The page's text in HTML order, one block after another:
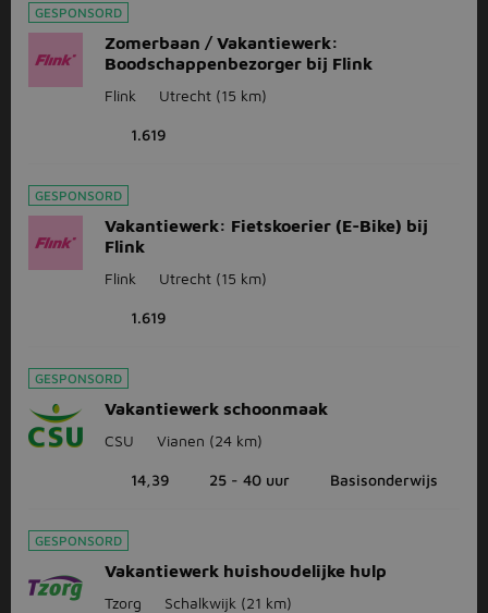
GESPONSORD
Zomerbaan / Vakantiewerk:
Boodschappenbezorger bij Flink
Flink Utrecht (15 km)
1.619
GESPONSORD
Vakantiewerk: Fietskoerier (E-Bike) bij
Flink
Flink Utrecht (15 km)
1.619
GESPONSORD
Vakantiewerk schoonmaak
CSU Vianen (24 km)
14,39 25 - 40 uur Basisonderwijs
GESPONSORD
Vakantiewerk huishoudelijke hulp
Tzorg Schalkwijk (21 km)